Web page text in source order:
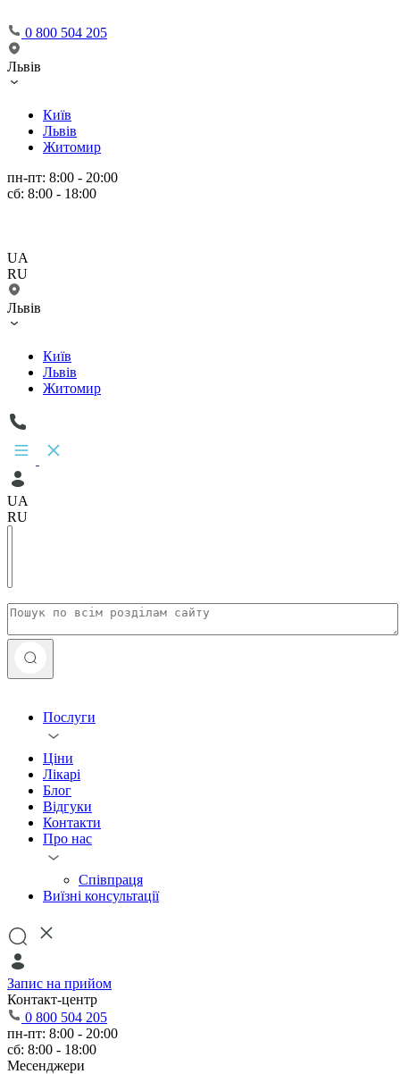
0 800 504 205
Львів
Київ
Львів
Житомир
пн-пт: 8:00 - 20:00
сб: 8:00 - 18:00
UA
RU
Львів
Київ
Львів
Житомир
UA
RU
Послуги
Ціни
Лікарі
Блог
Відгуки
Контакти
Про нас
Співпраця
Виїзні консультації
Запис на прийом
Контакт-центр
0 800 504 205
пн-пт: 8:00 - 20:00
сб: 8:00 - 18:00
Месенджери